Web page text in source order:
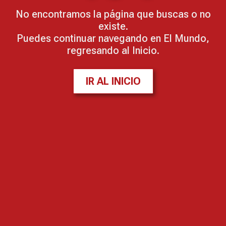
No encontramos la página que buscas o no
existe.
Puedes continuar navegando en El Mundo,
regresando al Inicio.
IR AL INICIO